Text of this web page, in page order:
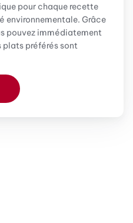
pour chaque recette
environnementale. Grâce
pouvez immédiatement
plats préférés sont